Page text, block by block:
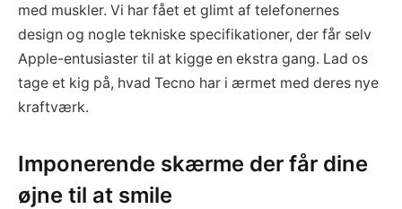
med muskler. Vi har fået et glimt af telefonernes
design og nogle tekniske specifikationer, der får selv
Apple-entusiaster til at kigge en ekstra gang. Lad os
tage et kig på, hvad Tecno har i ærmet med deres nye
kraftværk.
Imponerende skærme der får dine
øjne til at smile